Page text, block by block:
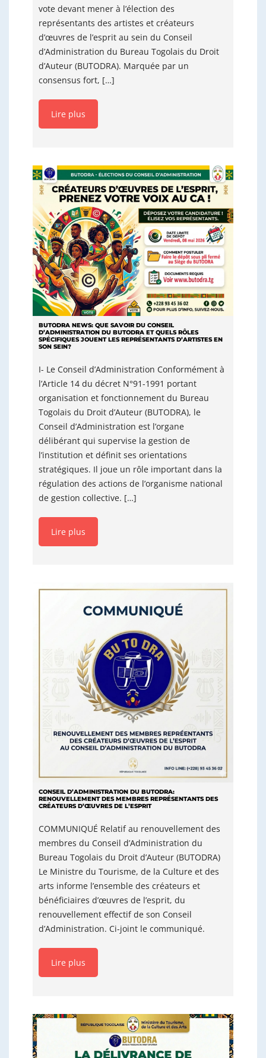
vote devant mener à l’élection des
représentants des artistes et créateurs
d’œuvres de l’esprit au sein du Conseil
d’Administration du Bureau Togolais du Droit
d’Auteur (BUTODRA). Marquée par un
consensus fort, […]
Lire plus
BUTODRA NEWS: QUE SAVOIR DU CONSEIL
D’ADMINISTRATION DU BUTODRA ET QUELS RÔLES
SPÉCIFIQUES JOUENT LES REPRÉSENTANTS D’ARTISTES EN
SON SEIN?
I- Le Conseil d’Administration Conformément à
l’Article 14 du décret N°91-1991 portant
organisation et fonctionnement du Bureau
Togolais du Droit d’Auteur (BUTODRA), le
Conseil d’Administration est l’organe
délibérant qui supervise la gestion de
l’institution et définit ses orientations
stratégiques. Il joue un rôle important dans la
régulation des actions de l’organisme national
de gestion collective. […]
Lire plus
CONSEIL D’ADMINISTRATION DU BUTODRA:
RENOUVELLEMENT DES MEMBRES REPRÉSENTANTS DES
CRÉATEURS D’ŒUVRES DE L’ESPRIT
COMMUNIQUÉ ​Relatif au renouvellement des
membres du Conseil d’Administration du
Bureau Togolais du Droit d’Auteur (BUTODRA) ​
Le Ministre du Tourisme, de la Culture et des
arts informe l’ensemble des créateurs et
bénéficiaires d’œuvres de l’esprit, du
renouvellement effectif de son Conseil
d’Administration. Ci-joint le communiqué.
Lire plus